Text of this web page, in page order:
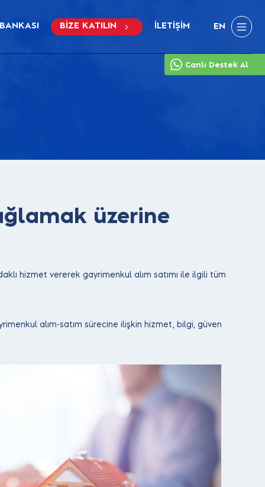
BİZE KATILIN İLETİŞİM EN
üzerine
hizmet vererek gayrimenkul alım satımı ile ilgili tüm
alım-satım sürecine ilişkin hizmet, bilgi, güven
Canlı Destek Al